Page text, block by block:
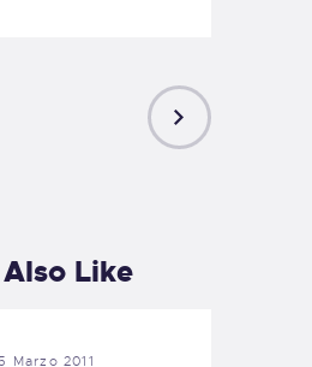
Like
Marzo 2011